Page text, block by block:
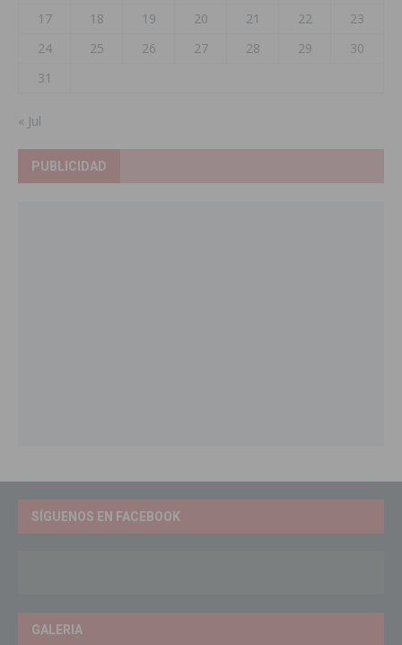
17
18 19 20 21 22
23
24
25 26 27 28 29
30
31
« Jul
PUBLICIDAD
SÍGUENOS EN FACEBOOK
GALERIA